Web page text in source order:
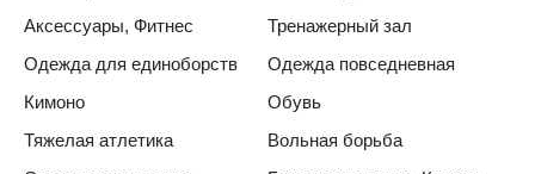
Аксессуары, Фитнес
Тренажерный зал
Одежда для единоборств
Одежда повседневная
Кимоно
Обувь
Тяжелая атлетика
Вольная борьба